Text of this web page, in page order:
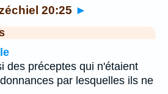
20:25 ►
des préceptes qui n'étaient
par lesquelles ils ne